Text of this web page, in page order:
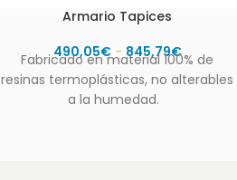
Armario Tapices
490,05€ - 845,79€
Fabricado en material 100% de
resinas termoplásticas, no alterables
a la humedad.